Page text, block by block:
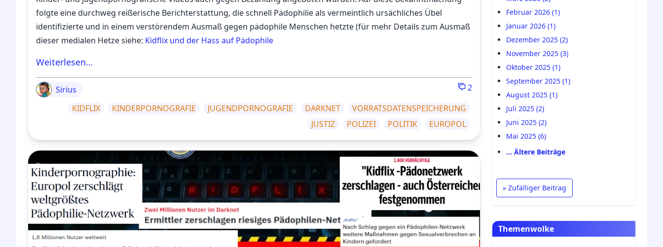
folgte eine durchweg reißerische Berichterstattung, die schnell Pädophilie als vermeintlich ursächliches Übel
identifizierte und in einem verstörendem Ausmaß gegen pädophile Menschen hetzte (für mehr Details zum Ausmaß
dieser medialen Hetze siehe: Kidflix und der Hass auf Pädophile
Weiterlesen…
Sirius
2
KIDFLIX
KINDERPORNOGRAFIE JUGENDPORNOGRAFIE DARKNET
VORRATSDATENSPEICHERUNG
JUSTIZ
POLIZEI POLITIK EUROPOL
Februar 2026 (1)
Januar 2026 (1)
Dezember 2025 (2)
November 2025 (3)
Oktober 2025 (1)
September 2025 (1)
August 2025 (1)
Juli 2025 (2)
Juni 2025 (2)
Mai 2025 (6)
… Ältere Beiträge
» Zufälliger Beitrag
Themenwolke